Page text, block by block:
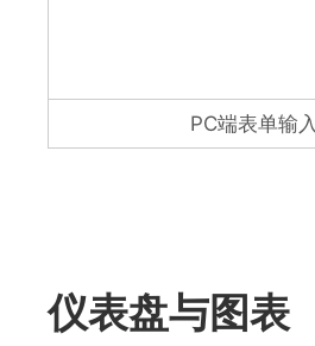
PC端表单输入
仪表盘与图表